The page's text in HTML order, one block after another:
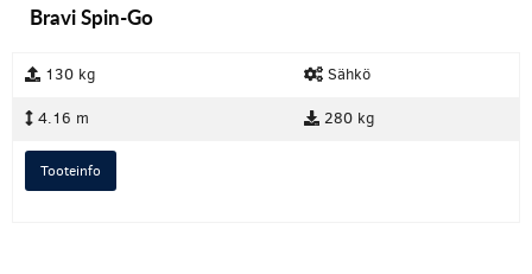
Bravi Spin-Go
130 kg Sähkö
4.16 m 280 kg
Tooteinfo